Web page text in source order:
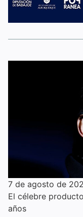
7 de agosto de
El célebre
años